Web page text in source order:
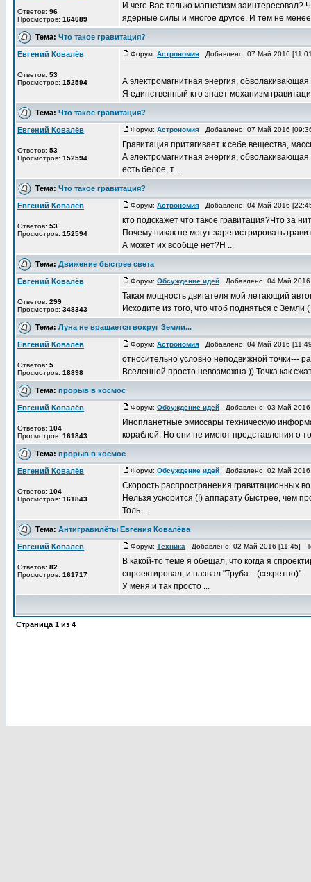
Ответов: 96
Просмотров: 164089
И чего Вас только магнетизм заинтересовал?
ядерные силы и многое другое. И тем не
Тема: Что такое гравитация?
Евгений Ковалёв
Ответов: 53
Просмотров: 152594
Форум: Астрономия Добавлено: 07 Май 2016
А электромагнитная энергия,
Я единственный кто знает механизм
Тема: Что такое гравитация?
Евгений Ковалёв
Ответов: 53
Просмотров: 152594
Форум: Астрономия Добавлено: 07 Май 2016
Гравитация притягивает к себе вещества,
А электромагнитная энергия,
есть белое, т ...
Тема: Что такое гравитация?
Евгений Ковалёв
Ответов: 53
Просмотров: 152594
Форум: Астрономия Добавлено: 04 Май 2016
кто подскажет что такое гравитация?Что за
Почему никак не могут зарегистрировать
А может их вообще нет?Н ...
Тема: Движение быстрее света
Евгений Ковалёв
Ответов: 299
Просмотров: 348343
Форум: Обсуждение идей Добавлено: 04 Май
Такая мощность двигателя мой летающий
Исходите из того, что чтоб подняться с
Тема: Луна не вращается вокруг Земли...
Евгений Ковалёв
Ответов: 5
Просмотров: 18898
Форум: Астрономия Добавлено: 04 Май 2016
относительно условно неподвижной
Вселенной просто невозможна.)) Точка как
Тема: прорыв в космос
Евгений Ковалёв
Ответов: 104
Просмотров: 161843
Форум: Обсуждение идей Добавлено: 03 Май
Инопланетные эмиссары техническую
кораблей. Но они не имеют представления о
Тема: прорыв в космос
Евгений Ковалёв
Ответов: 104
Просмотров: 161843
Форум: Обсуждение идей Добавлено: 02 Май
Скорость распространения гравитационных
Нельзя ускорится (!) аппарату быстрее, чем
Толь ...
Тема: Антигравилёты Евгения Ковалёва
Евгений Ковалёв
Ответов: 82
Просмотров: 161717
Форум: Техника Добавлено: 02 Май 2016 [11:45]
В какой-то теме я обещал, что когда я
спроектировал, и назвал "Труба... (секретно)".
У меня и так просто ...
Страница 1 из 4